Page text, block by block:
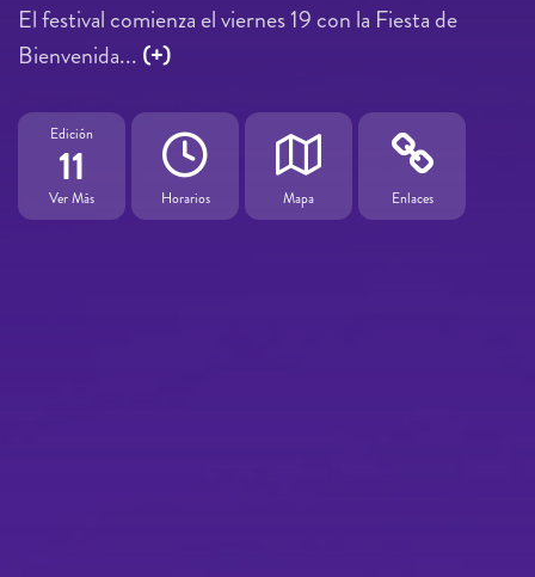
El festival comienza el viernes 19 con la Fiesta de
Bienvenida... (+)
Edición
11
Ver Más Horarios Mapa Enlaces